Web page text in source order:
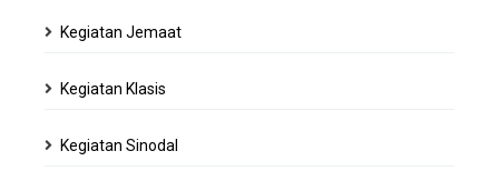
Kegiatan Jemaat
Kegiatan Klasis
Kegiatan Sinodal